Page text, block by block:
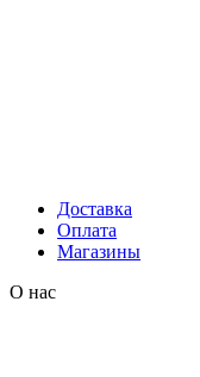
Доставка
Оплата
Магазины
О нас